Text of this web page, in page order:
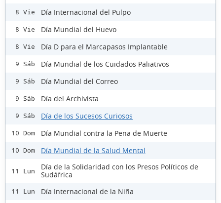
8 Vie Día Internacional del Pulpo
8 Vie Día Mundial del Huevo
8 Vie Día D para el Marcapasos Implantable
9 Sáb Día Mundial de los Cuidados Paliativos
9 Sáb Día Mundial del Correo
9 Sáb Día del Archivista
9 Sáb Día de los Sucesos Curiosos
10 Dom Día Mundial contra la Pena de Muerte
10 Dom Día Mundial de la Salud Mental
11 Lun
Día de la Solidaridad con los Presos Políticos de
Sudáfrica
11 Lun Día Internacional de la Niña